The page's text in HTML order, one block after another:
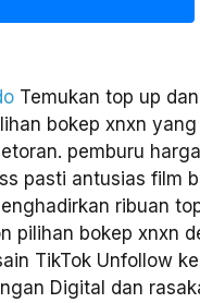
Temukan top up
bokep xnxn
pemburu
pasti antusias film
ribuan
pilihan bokep xnxn
TikTok Unfollow
Digital dan